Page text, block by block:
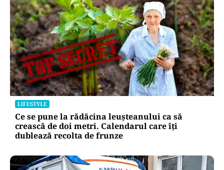
LIFESTYLE
Ce se pune la rădăcina leușteanului ca să
crească de doi metri. Calendarul care îți
dublează recolta de frunze